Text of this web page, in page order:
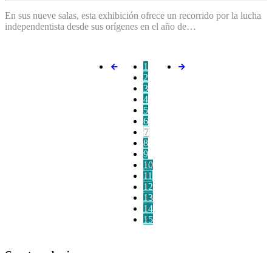
En sus nueve salas, esta exhibición ofrece un recorrido por la lucha
independentista desde sus orígenes en el año de…
1
2
3
4
5
6
7
8
9
10
11
12
13
14
15